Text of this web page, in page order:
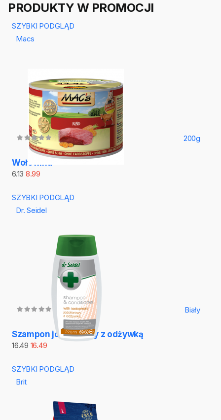
PRODUKTY W PROMOCJI
SZYBKI PODGLĄD
Macs
200g
Wołowina
6.13 8.99
SZYBKI PODGLĄD
Dr. Seidel
Biały
Szampon jodoforowy z odżywką
16.49 16.49
SZYBKI PODGLĄD
Brit